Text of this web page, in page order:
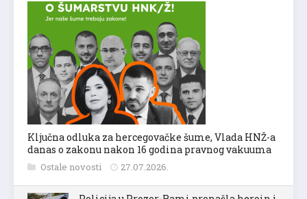
Ključna odluka za hercegovačke šume, Vlada HNŽ-a
danas o zakonu nakon 16 godina pravnog vakuuma
Ostale novosti 27.07.2026.